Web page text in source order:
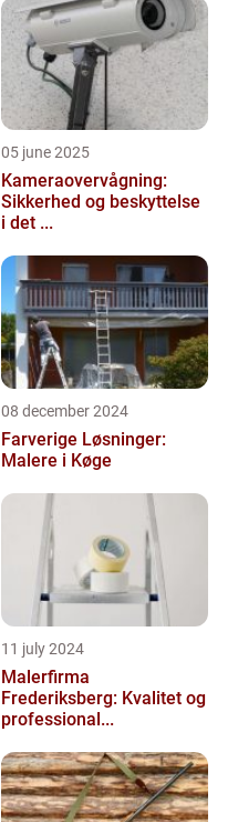
05 june 2025
Kameraovervågning:
Sikkerhed og beskyttelse
i det ...
08 december 2024
Farverige Løsninger:
Malere i Køge
11 july 2024
Malerfirma
Frederiksberg: Kvalitet og
professional...